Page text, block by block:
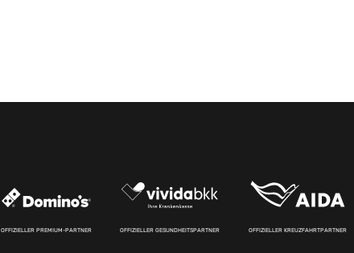
OFFIZIELLER PREMIUM-PARTNER OFFIZIELLER GESUNDHEITSPARTNER OFFIZIELLER KREUZFAHRTPARTNER